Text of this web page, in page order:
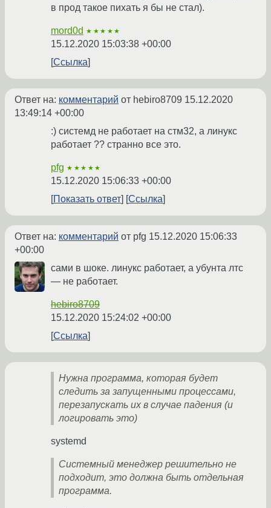
в прод такое пихать я бы не стал).
mord0d ★★★★★
15.12.2020 15:03:38 +00:00
Ссылка
Ответ на: комментарий от hebiro8709 15.12.2020
13:49:14 +00:00
:) системд не работает на стм32, а линукс
работает ?? странно все это.
pfg ★★★★★
15.12.2020 15:06:33 +00:00
Показать ответ
Ссылка
Ответ на: комментарий от pfg 15.12.2020 15:06:33
+00:00
сами в шоке. линукс работает, а убунта лтс
— не работает.
hebiro8709
15.12.2020 15:24:02 +00:00
Ссылка
Нужна программа, которая будет
следить за запущенными процессами,
перезапускать их в случае падения (и
логировать это)
systemd
Системный менеджер решительно не
подходит, это должна быть отдельная
программа.